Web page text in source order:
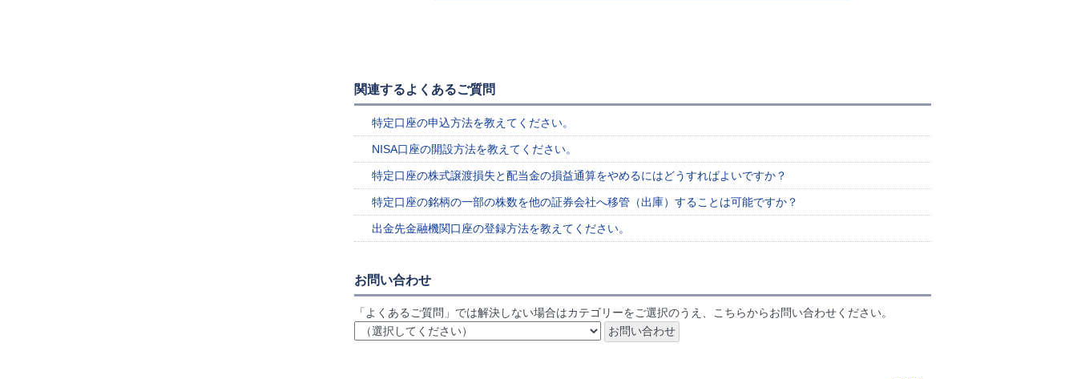
関連するよくあるご質問
特定口座の申込方法を教えてください。
NISA口座の開設方法を教えてください。
特定口座の株式譲渡損失と配当金の損益通算をやめるにはどうすればよいですか？
特定口座の銘柄の一部の株数を他の証券会社へ移管（出庫）することは可能ですか？
出金先金融機関口座の登録方法を教えてください。
お問い合わせ
「よくあるご質問」では解決しない場合はカテゴリーをご選択のうえ、こちらからお問い合わせください。